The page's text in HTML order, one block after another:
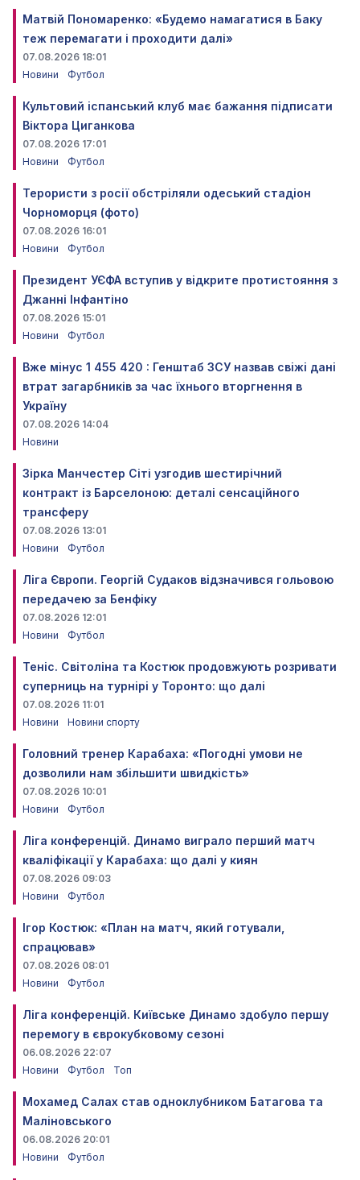
Матвій Пономаренко: «Будемо намагатися в Баку
теж перемагати і проходити далі»
07.08.2026 18:01
Новини
Футбол
Культовий іспанський клуб має бажання підписати
Віктора Циганкова
07.08.2026 17:01
Новини
Футбол
Терористи з росії обстріляли одеський стадіон
Чорноморця (фото)
07.08.2026 16:01
Новини
Футбол
Президент УЄФА вступив у відкрите протистояння з
Джанні Інфантіно
07.08.2026 15:01
Новини
Футбол
Вже мінус 1 455 420 : Генштаб ЗСУ назвав свіжі дані
втрат загарбників за час їхнього вторгнення в
Україну
07.08.2026 14:04
Новини
Зірка Манчестер Сіті узгодив шестирічний
контракт із Барселоною: деталі сенсаційного
трансферу
07.08.2026 13:01
Новини
Футбол
Ліга Європи. Георгій Судаков відзначився гольовою
передачею за Бенфіку
07.08.2026 12:01
Новини
Футбол
Теніс. Світоліна та Костюк продовжують розривати
суперниць на турнірі у Торонто: що далі
07.08.2026 11:01
Новини
Новини спорту
Головний тренер Карабаха: «Погодні умови не
дозволили нам збільшити швидкість»
07.08.2026 10:01
Новини
Футбол
Ліга конференцій. Динамо виграло перший матч
кваліфікації у Карабаха: що далі у киян
07.08.2026 09:03
Новини
Футбол
Ігор Костюк: «План на матч, який готували,
спрацював»
07.08.2026 08:01
Новини
Футбол
Ліга конференцій. Київське Динамо здобуло першу
перемогу в єврокубковому сезоні
06.08.2026 22:07
Новини
Футбол Топ
Мохамед Салах став одноклубником Батагова та
Маліновського
06.08.2026 20:01
Новини
Футбол